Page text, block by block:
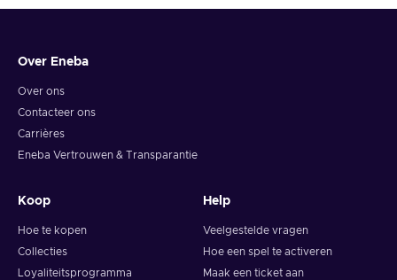
RPG – You take the role of the protagonist, hone your
skills, and face various challenges to complete missions;
Survival – You have to manage resources and fight against
foes & the environment to survive;
Visual novel – You interact with the world and the various
Cheap Ankora: Lost Days key price.
Over Eneba
Over ons
Contacteer ons
Carrières
Eneba Vertrouwen & Transparantie
Koop
Hoe te kopen
Collecties
Loyaliteitsprogramma
Help
Veelgestelde vragen
Hoe een spel te activeren
Maak een ticket aan